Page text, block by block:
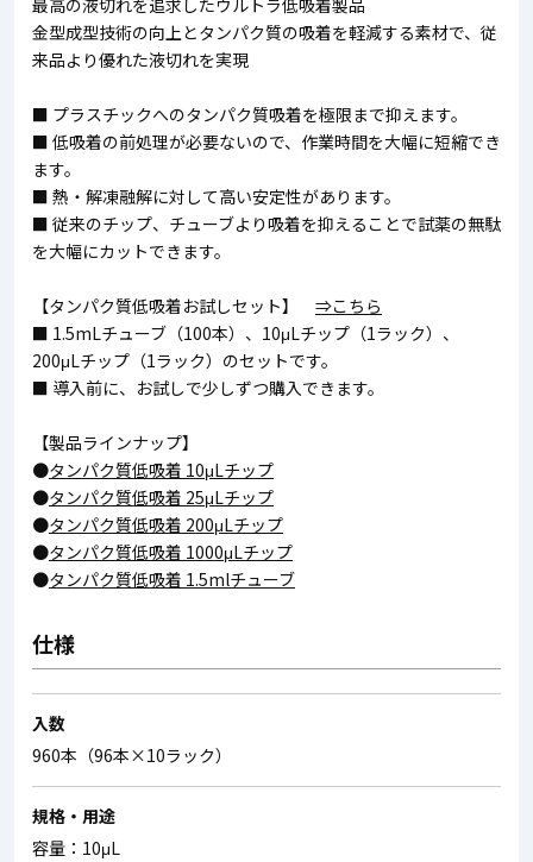
最高の液切れを追求したウルトラ低吸着製品
金型成型技術の向上とタンパク質の吸着を軽減する素材で、従
来品より優れた液切れを実現
■ プラスチックへのタンパク質吸着を極限まで抑えます。
■ 低吸着の前処理が必要ないので、作業時間を大幅に短縮でき
ます。
■ 熱・解凍融解に対して高い安定性があります。
■ 従来のチップ、チューブより吸着を抑えることで試薬の無駄
を大幅にカットできます。
【タンパク質低吸着お試しセット】 ⇒こちら
■ 1.5mLチューブ（100本）、10μLチップ（1ラック）、
200μLチップ（1ラック）のセットです。
■ 導入前に、お試しで少しずつ購入できます。
【製品ラインナップ】
●タンパク質低吸着 10μLチップ
●タンパク質低吸着 25μLチップ
●タンパク質低吸着 200μLチップ
●タンパク質低吸着 1000μLチップ
●タンパク質低吸着 1.5mlチューブ
仕様
入数
960本（96本×10ラック）
規格・用途
容量：10μL